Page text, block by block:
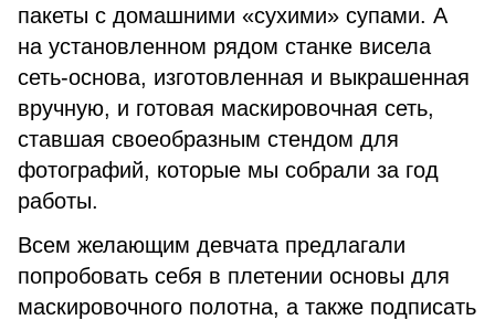
пакеты с домашними «сухими» супами. А
на установленном рядом станке висела
сеть-основа, изготовленная и выкрашенная
вручную, и готовая маскировочная сеть,
ставшая своеобразным стендом для
фотографий, которые мы собрали за год
работы.
Всем желающим девчата предлагали
попробовать себя в плетении основы для
маскировочного полотна, а также подписать